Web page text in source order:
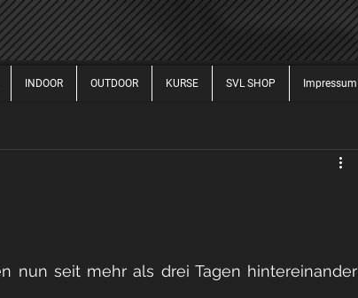
INDOOR OUTDOOR KURSE SVL SHOP Impressum
nun seit mehr als drei Tagen hintereinander